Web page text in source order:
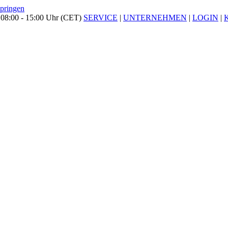
- 15:00 Uhr (CET) SERVICE | UNTERNEHMEN | LOGIN |